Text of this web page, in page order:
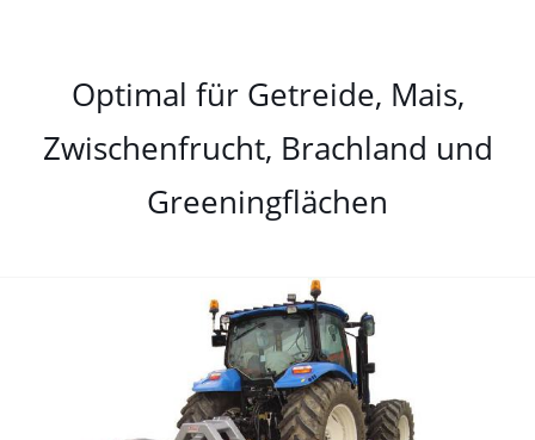
Optimal für Getreide, Mais,
Zwischenfrucht, Brachland und
Greeningflächen